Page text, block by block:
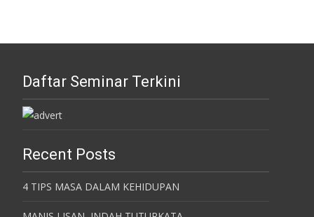
Daftar Seminar Terkini
Recent Posts
4 TIPS MASA DALAM KEHIDUPAN